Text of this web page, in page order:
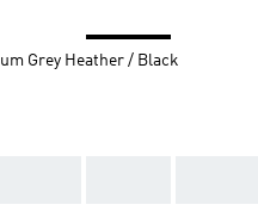
Grey Heather / Black